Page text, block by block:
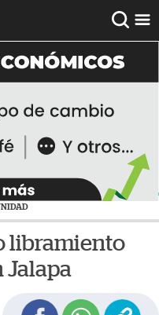
libramiento
Jalapa